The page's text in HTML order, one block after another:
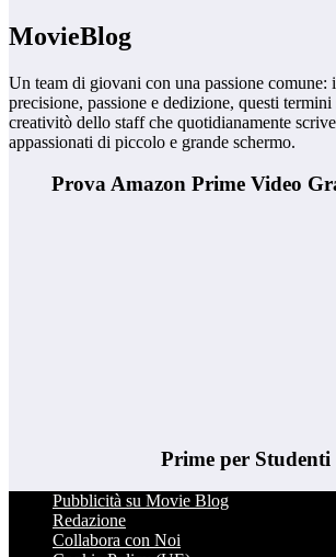
MovieBlog
Un team di giovani con una passione comune:
precisione, passione e dedizione, questi
creativitò dello staff che quotidianamente
appassionati di piccolo e grande schermo.
Prova Amazon Prime Video
Prime per Studenti
Pubblicità su Movie Blog
Redazione
Collabora con Noi